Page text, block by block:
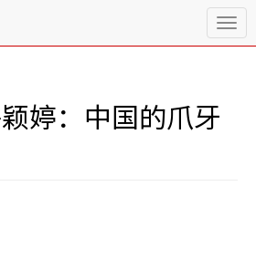
T
o
婷：中国的爪牙